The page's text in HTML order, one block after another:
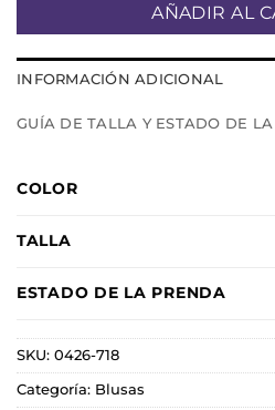
AÑADIR AL
INFORMACIÓN ADICIONAL
GUÍA DE TALLA Y ESTADO DE
COLOR
TALLA
ESTADO DE LA PRENDA
SKU: 0426-718
Categoría: Blusas